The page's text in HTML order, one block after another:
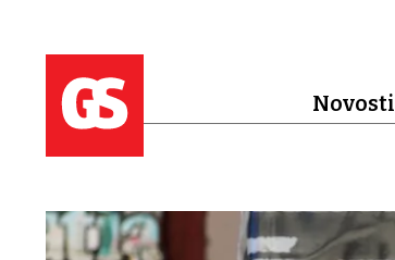
Novosti